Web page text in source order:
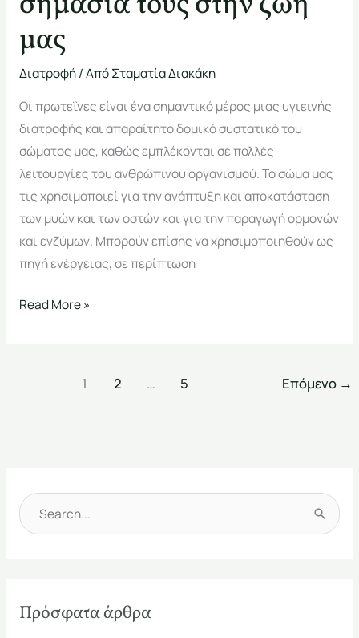
μας
Διατροφή/ ΑπόΣταματία Διακάκη
Οι πρωτεΐνες είναι ένα σημαντικό μέρος μιας υγιεινής
διατροφής και απαραίτητο δομικό συστατικό του
σώματος μας, καθώς εμπλέκονται σε πολλές
λειτουργίες του ανθρώπινου οργανισμού. Το σώμα μας
τις χρησιμοποιεί για την ανάπτυξη και αποκατάσταση
των μυών και των οστών και για την παραγωγή ορμονών
και ενζύμων. Μπορούν επίσης να χρησιμοποιηθούν ως
πηγή ενέργειας, σε περίπτωση
Read More »
1 2 … 5 Επόμενο →
Α
ή
Πρόσφατα άρθρα